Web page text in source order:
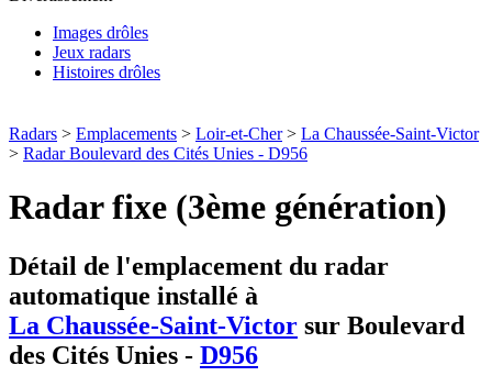
Images drôles
Jeux radars
Histoires drôles
Radars > Emplacements > Loir-et-Cher> La Chaussée-Saint-Victor
> Radar Boulevard des Cités Unies - D956
Radar fixe (3ème génération)
Détail de l'emplacement du radar
automatique installé à
La Chaussée-Saint-Victor sur Boulevard
des Cités Unies - D956